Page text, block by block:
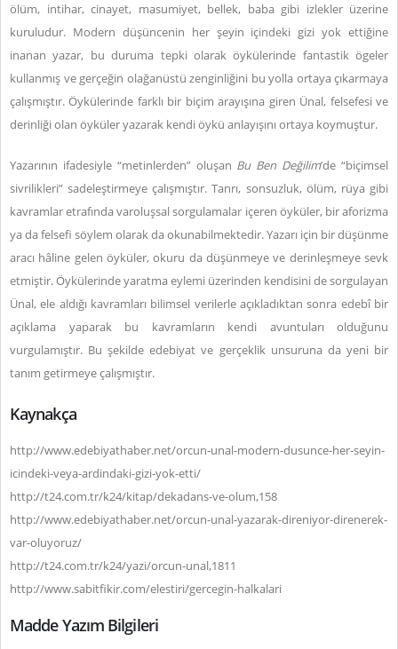
ölüm, intihar, cinayet, masumiyet, bellek, baba gibi izlekler üzerine
kuruludur. Modern düşüncenin her şeyin içindeki gizi yok ettiğine
inanan yazar, bu duruma tepki olarak öykülerinde fantastik ögeler
kullanmış ve gerçeğin olağanüstü zenginliğini bu yolla ortaya çıkarmaya
çalışmıştır. Öykülerinde farklı bir biçim arayışına giren Ünal, felsefesi ve
derinliği olan öyküler yazarak kendi öykü anlayışını ortaya koymuştur.
Yazarının ifadesiyle “metinlerden” oluşan Bu Ben Değilim’de “biçimsel
sivrilikleri” sadeleştirmeye çalışmıştır. Tanrı, sonsuzluk, ölüm, rüya gibi
kavramlar etrafında varoluşsal sorgulamalar içeren öyküler, bir aforizma
ya da felsefi söylem olarak da okunabilmektedir. Yazarı için bir düşünme
aracı hâline gelen öyküler, okuru da düşünmeye ve derinleşmeye sevk
etmiştir. Öykülerinde yaratma eylemi üzerinden kendisini de sorgulayan
Ünal, ele aldığı kavramları bilimsel verilerle açıkladıktan sonra edebî bir
açıklama yaparak bu kavramların kendi avuntuları olduğunu
vurgulamıştır. Bu şekilde edebiyat ve gerçeklik unsuruna da yeni bir
tanım getirmeye çalışmıştır.
Kaynakça
http://www.edebiyathaber.net/orcun-unal-modern-dusunce-her-seyin-
icindeki-veya-ardindaki-gizi-yok-etti/
http://t24.com.tr/k24/kitap/dekadans-ve-olum,158
http://www.edebiyathaber.net/orcun-unal-yazarak-direniyor-direnerek-
var-oluyoruz/
http://t24.com.tr/k24/yazi/orcun-unal,1811
http://www.sabitfikir.com/elestiri/gercegin-halkalari
Madde Yazım Bilgileri